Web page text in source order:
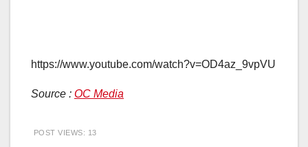
https://www.youtube.com/watch?v=OD4az_9vpVU
Source : OC Media
POST VIEWS: 13